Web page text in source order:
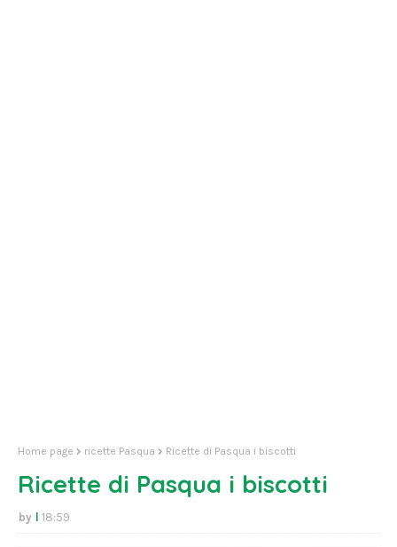
Home page ricette Pasqua Ricette di Pasqua i biscotti
Ricette di Pasqua i biscotti
18:59